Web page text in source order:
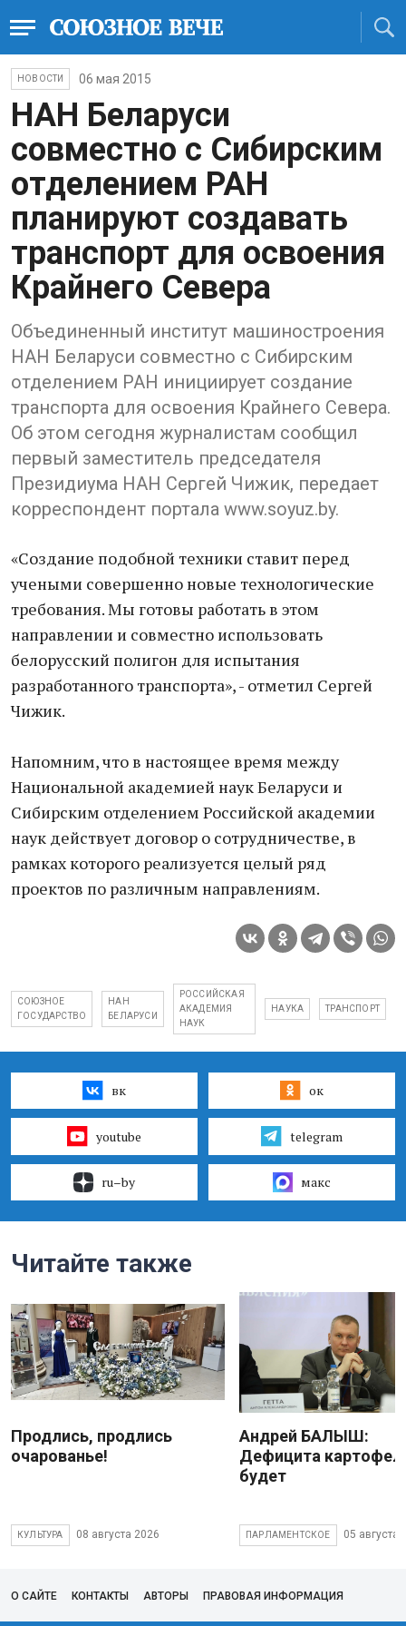
НОВОСТИ 06 мая 2015
НАН Беларуси
совместно с Сибирским
отделением РАН
планируют создавать
транспорт для освоения
Крайнего Севера
Объединенный институт машиностроения
НАН Беларуси совместно с Сибирским
отделением РАН инициирует создание
транспорта для освоения Крайнего Севера.
Об этом сегодня журналистам сообщил
первый заместитель председателя
Президиума НАН Сергей Чижик, передает
корреспондент портала www.soyuz.by.
«Создание подобной техники ставит перед
учеными совершенно новые технологические
требования. Мы готовы работать в этом
направлении и совместно использовать
белорусский полигон для испытания
разработанного транспорта», - отметил Сергей
Чижик.
Напомним, что в настоящее время между
Национальной академией наук Беларуси и
Сибирским отделением Российской академии
наук действует договор о сотрудничестве, в
рамках которого реализуется целый ряд
проектов по различным направлениям.
СОЮЗНОЕ
ГОСУДАРСТВО
НАН
БЕЛАРУСИ
РОССИЙСКАЯ
АКАДЕМИЯ
НАУК
НАУКА ТРАНСПОРТ
вк ок
youtube telegram
ru–by макс
Читайте также
Продлись, продлись
очарованье!
КУЛЬТУРА 08 августа 2026
Андрей БАЛЫШ:
Дефицита
будет
ПАРЛАМЕНТСКОЕ 05 августа
О САЙТЕ КОНТАКТЫ АВТОРЫ ПРАВОВАЯ ИНФОРМАЦИЯ